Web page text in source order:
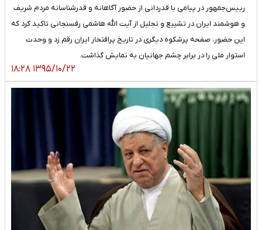
رییس‌جمهور در پیامی با قدردانی از حضور آگاهانه و قدر‌شناسانه مردم شریف
و هوشمند ایران در تشییع و تجلیل از آیت الله هاشمی رفسنجانی تاکید کرد که
این حضور، صفحه پرشکوه دیگری در تاریخ پرافتخار ایران رقم زد و وحدت
استوار ملی را در برابر چشم جهانیان به نمایش گذاشت.
۱۳۹۵/۱۰/۲۲ ۱۸:۲۸